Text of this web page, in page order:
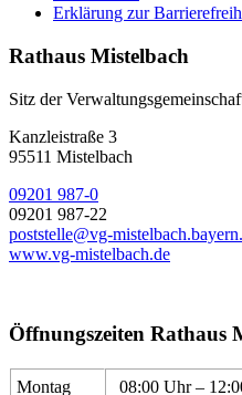
Erklärung zur
Rathaus Mistelbach
Sitz der
Kanzleistraße 3
95511 Mistelbach
09201 987-0
09201 987-22
poststelle@vg-
www.vg-mistelbach.de
Öffnungszeiten Rathaus
Montag 08:00 Uhr –